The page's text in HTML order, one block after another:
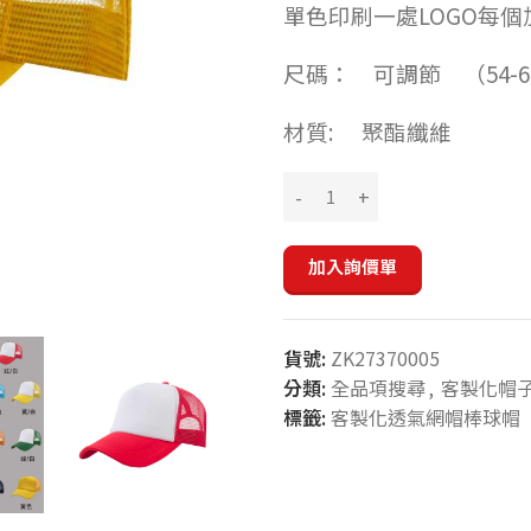
單色印刷一處LOGO每
尺碼： 可調節 （54-
材質: 聚酯纖維
加入詢價單
貨號: ZK27370005
分類: 全品項搜尋, 客製化帽
標籤: 客製化透氣網帽棒球帽